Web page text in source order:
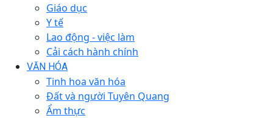
Giáo dục
Y tế
Lao động - việc làm
Cải cách hành chính
VĂN HÓA
Tinh hoa văn hóa
Đất và người Tuyên Quang
Ẩm thực